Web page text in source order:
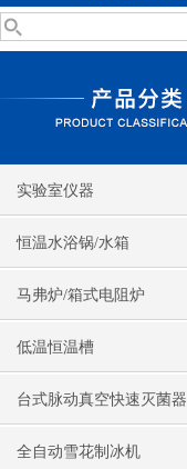
实验室仪器
恒温水浴锅/水箱
马弗炉/箱式电阻炉
低温恒温槽
台式脉动真空快速灭菌器
全自动雪花制冰机